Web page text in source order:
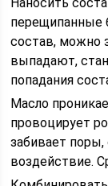
перещипанные
состав, можно
выпадают,
попадания
Масло
провоцирует
забивает поры,
воздействие.